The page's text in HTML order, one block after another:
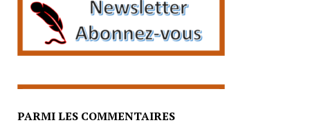
PARMI LES COMMENTAIRES